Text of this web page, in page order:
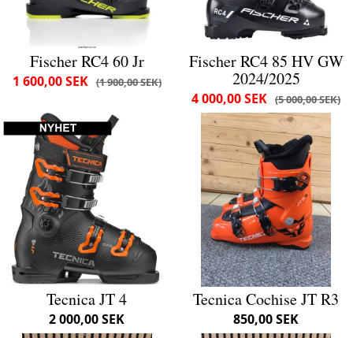
Fischer RC4 60 Jr
1 900,00 SEK
1 600,00 SEK
Fischer RC4 85 HV GW
2024/2025
5 000,00 SEK
4 000,00 SEK
Tecnica JT 4
2 000,00 SEK
Tecnica Cochise JT R3
850,00 SEK